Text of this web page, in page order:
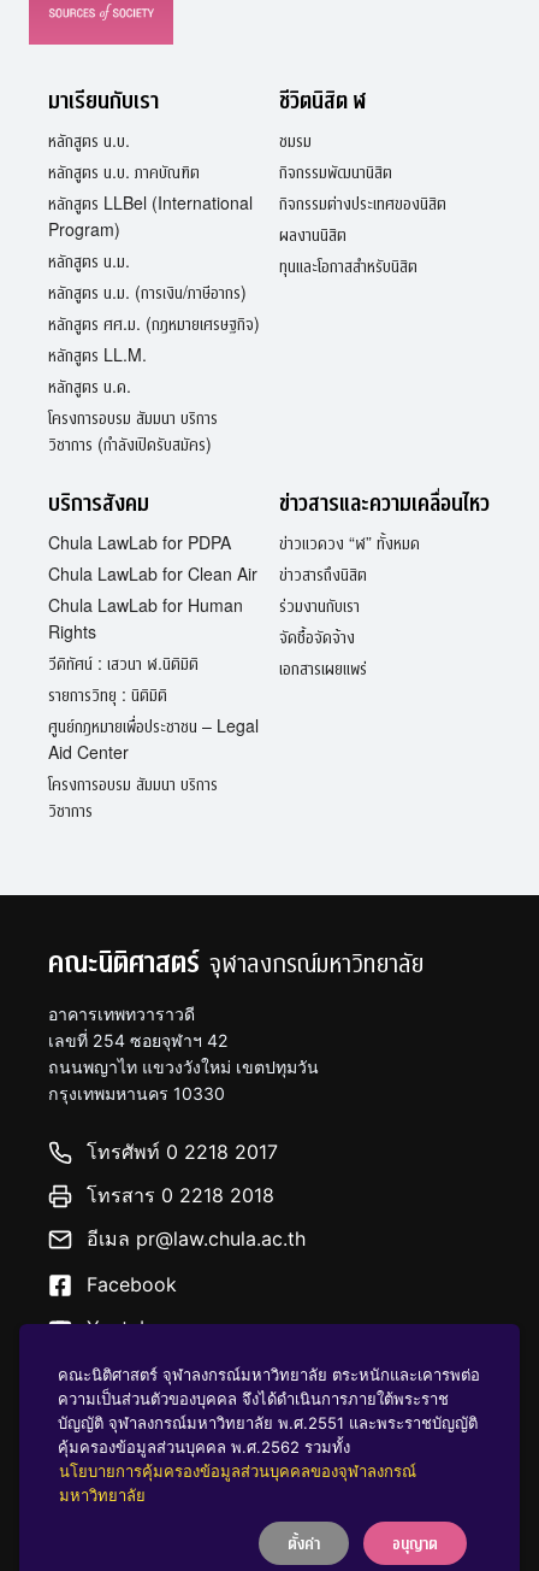
มาเรียนกับเรา
หลักสูตร น.บ.
หลักสูตร น.บ. ภาคบัณฑิต
หลักสูตร LLBel (International
Program)
หลักสูตร น.ม.
หลักสูตร น.ม. (การเงิน/ภาษีอากร)
หลักสูตร ศศ.ม. (กฎหมายเศรษฐกิจ)
หลักสูตร LL.M.
หลักสูตร น.ด.
โครงการอบรม สัมมนา บริการ
วิชาการ (กำลังเปิดรับสมัคร)
ชีวิตนิสิต ฬ
ชมรม
กิจกรรมพัฒนานิสิต
กิจกรรมต่างประเทศของนิสิต
ผลงานนิสิต
ทุนและโอกาสสำหรับนิสิต
บริการสังคม
Chula LawLab for PDPA
Chula LawLab for Clean Air
Chula LawLab for Human
Rights
วีดิทัศน์ : เสวนา ฬ.นิติมิติ
รายการวิทยุ : นิติมิติ
ศูนย์กฎหมายเพื่อประชาชน – Legal
Aid Center
โครงการอบรม สัมมนา บริการ
วิชาการ
ข่าวสารและความเคลื่อนไหว
ข่าวแวดวง “ฬ” ทั้งหมด
ข่าวสารถึงนิสิต
ร่วมงานกับเรา
จัดซื้อจัดจ้าง
เอกสารเผยแพร่
คณะนิติศาสตร์ จุฬาลงกรณ์มหาวิทยาลัย
อาคารเทพทวาราวดี
เลขที่ 254 ซอยจุฬาฯ 42
ถนนพญาไท แขวงวังใหม่ เขตปทุมวัน
กรุงเทพมหานคร 10330
โทรศัพท์ 0 2218 2017
โทรสาร 0 2218 2018
อีเมล pr@law.chula.ac.th
Facebook
Youtube
นโยบายคุ้มครองข้อมูลส่วนบุคคล
คณะนิติศาสตร์ จุฬาลงกรณ์มหาวิทยาลัย ตระหนักและเคารพต่อ
ความเป็นส่วนตัวของบุคคล จึงได้ดำเนินการภายใต้พระราช
บัญญัติ จุฬาลงกรณ์มหาวิทยาลัย พ.ศ.2551 และพระราชบัญญัติ
คุ้มครองข้อมูลส่วนบุคคล พ.ศ.2562 รวมทั้ง
นโยบายการคุ้มครองข้อมูลส่วนบุคคลของจุฬาลงกรณ์
มหาวิทยาลัย
ตั้งค่า อนุญาต